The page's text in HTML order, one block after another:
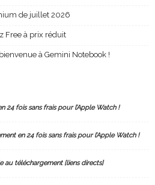
de juillet 2026
Free à prix réduit
à Gemini Notebook !
24 fois sans frais pour l’Apple Watch !
en 24 fois sans frais pour l’Apple Watch !
au téléchargement [liens directs]